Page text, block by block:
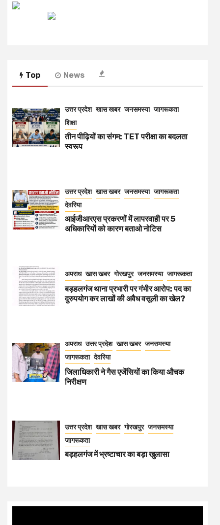
Top News
उत्तर प्रदेश खास खबर जनसमस्या जागरूकता
शिक्षा
तीन पीढ़ियों का संगम: TET परीक्षा का बदलता
स्वरूप
उत्तर प्रदेश खास खबर जनसमस्या जागरूकता
देवरिया
आईजीआरएस प्रकरणों में लापरवाही पर 5
अधिकारियों को कारण बताओ नोटिस
अपराध खास खबर गोरखपुर जनसमस्या जागरूकता
बड़हलगंज थाना प्रभारी पर गंभीर आरोप: पद का
दुरुपयोग कर लाखों की अवैध वसूली का खेल?
अपराध उत्तर प्रदेश खास खबर जनसमस्या
जागरूकता देवरिया
जिलाधिकारी ने गैस एजेंसियों का किया औचक
निरीक्षण
उत्तर प्रदेश खास खबर गोरखपुर जनसमस्या
जागरूकता
बड़हलगंज में भ्रष्टाचार का बड़ा खुलासा